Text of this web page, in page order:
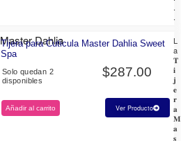
.
.
Tijera para Cuticula Master Dahlia Sweet
Spa
Solo quedan 2
disponibles
$287.00
Añadir al carrito Ver Producto
L
a
𝐓
𝐢
𝐣
𝐞
𝐫
𝐚
𝐌
𝐚
𝐬